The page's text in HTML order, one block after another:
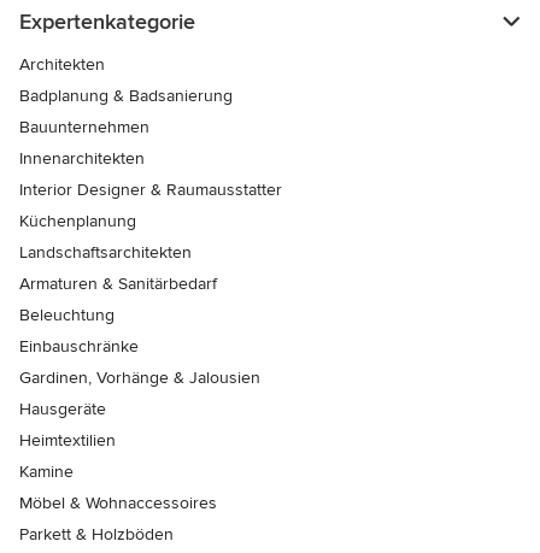
Expertenkategorie
Architekten
Badplanung & Badsanierung
Bauunternehmen
Innenarchitekten
Interior Designer & Raumausstatter
Küchenplanung
Landschaftsarchitekten
Armaturen & Sanitärbedarf
Beleuchtung
Einbauschränke
Gardinen, Vorhänge & Jalousien
Hausgeräte
Heimtextilien
Kamine
Möbel & Wohnaccessoires
Parkett & Holzböden